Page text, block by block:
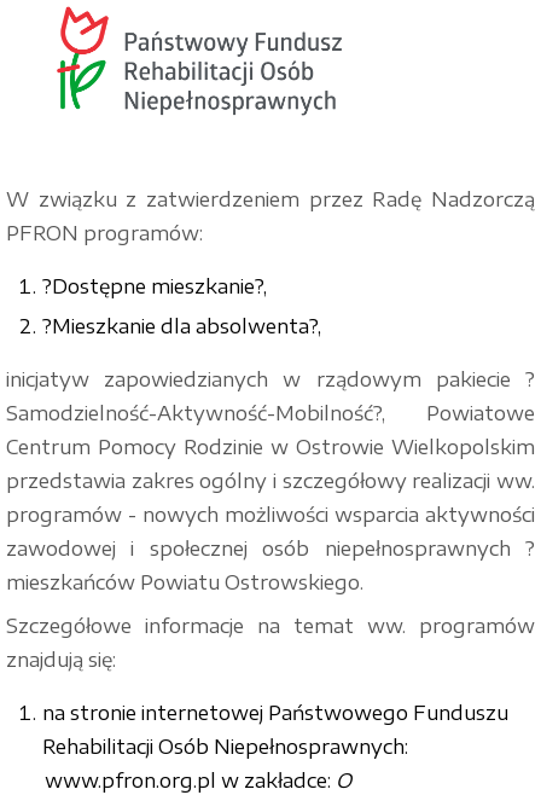
W związku z zatwierdzeniem przez Radę Nadzorczą
PFRON programów:
?Dostępne mieszkanie?,
?Mieszkanie dla absolwenta?,
inicjatyw zapowiedzianych w rządowym pakiecie ?
Samodzielność-Aktywność-Mobilność?, Powiatowe
Centrum Pomocy Rodzinie w Ostrowie Wielkopolskim
przedstawia zakres ogólny i szczegółowy realizacji ww.
programów - nowych możliwości wsparcia aktywności
zawodowej i społecznej osób niepełnosprawnych ?
mieszkańców Powiatu Ostrowskiego.
Szczegółowe informacje na temat ww. programów
znajdują się:
na stronie internetowej Państwowego Funduszu
Rehabilitacji Osób Niepełnosprawnych:
www.pfron.org.pl w zakładce: O